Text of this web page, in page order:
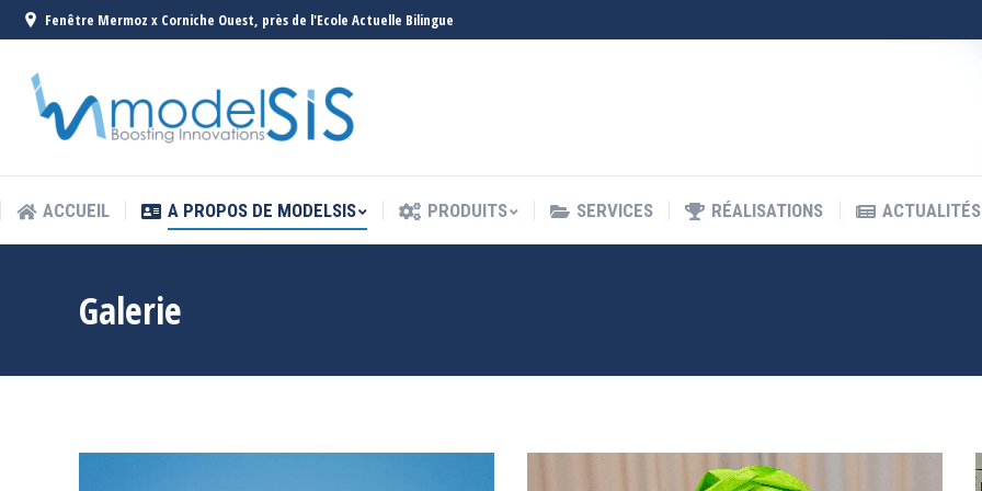
Fenêtre Mermoz x Corniche Ouest, près de l'Ecole Actuelle Bilingue
ACCUEIL A PROPOS DE MODELSIS PRODUITS SERVICES RÉALISATIONS ACTUALITÉS
Galerie
ACCUEIL A PROPOS DE MODELSIS PRODUITS SERVICES RÉALISATIONS ACTUALITÉS